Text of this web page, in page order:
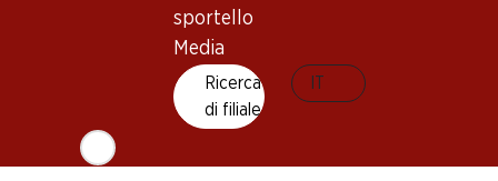
sportello
Media
Ricerca
di filiale
Impronta di CO2